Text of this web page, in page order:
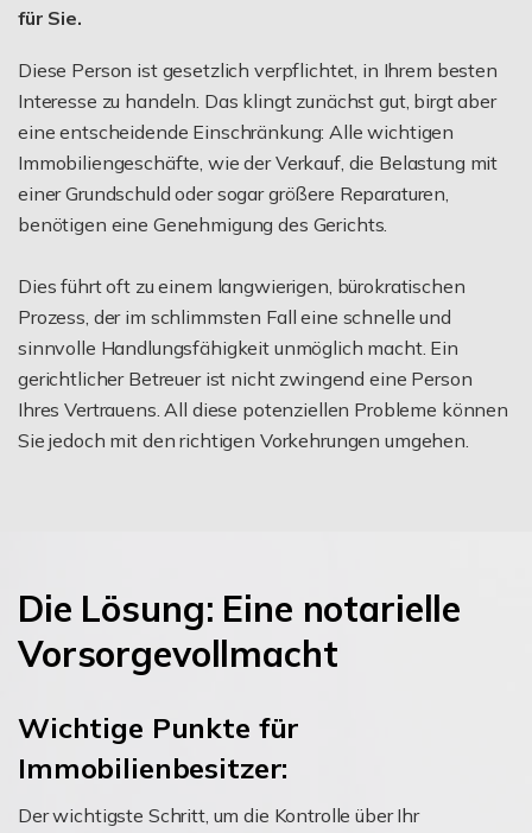
für Sie.
Diese Person ist gesetzlich verpflichtet, in Ihrem besten
Interesse zu handeln. Das klingt zunächst gut, birgt aber
eine entscheidende Einschränkung: Alle wichtigen
Immobiliengeschäfte, wie der Verkauf, die Belastung mit
einer Grundschuld oder sogar größere Reparaturen,
benötigen eine Genehmigung des Gerichts.
Dies führt oft zu einem langwierigen, bürokratischen
Prozess, der im schlimmsten Fall eine schnelle und
sinnvolle Handlungsfähigkeit unmöglich macht. Ein
gerichtlicher Betreuer ist nicht zwingend eine Person
Ihres Vertrauens. All diese potenziellen Probleme können
Sie jedoch mit den richtigen Vorkehrungen umgehen.
Die Lösung: Eine notarielle
Vorsorgevollmacht
Wichtige Punkte für
Immobilienbesitzer:
Der wichtigste Schritt, um die Kontrolle über Ihr